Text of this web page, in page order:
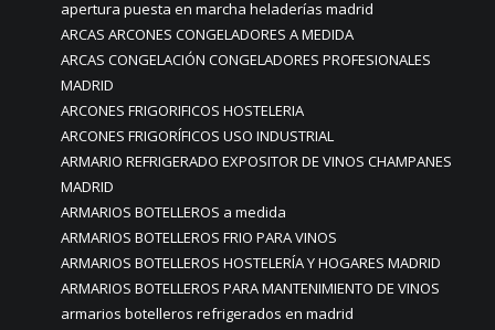
apertura puesta en marcha heladerías madrid
ARCAS ARCONES CONGELADORES A MEDIDA
ARCAS CONGELACIÓN CONGELADORES PROFESIONALES
MADRID
ARCONES FRIGORIFICOS HOSTELERIA
ARCONES FRIGORÍFICOS USO INDUSTRIAL
ARMARIO REFRIGERADO EXPOSITOR DE VINOS CHAMPANES
MADRID
ARMARIOS BOTELLEROS a medida
ARMARIOS BOTELLEROS FRIO PARA VINOS
ARMARIOS BOTELLEROS HOSTELERÍA Y HOGARES MADRID
ARMARIOS BOTELLEROS PARA MANTENIMIENTO DE VINOS
armarios botelleros refrigerados en madrid